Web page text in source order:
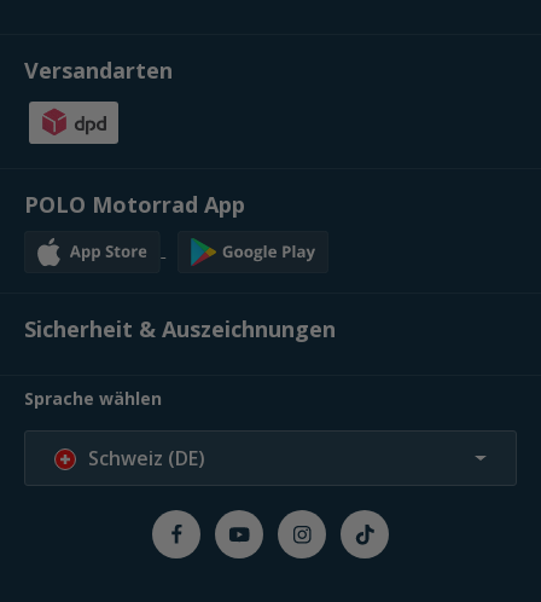
Versandarten
POLO Motorrad App
Sicherheit & Auszeichnungen
Sprache wählen
Schweiz (DE)